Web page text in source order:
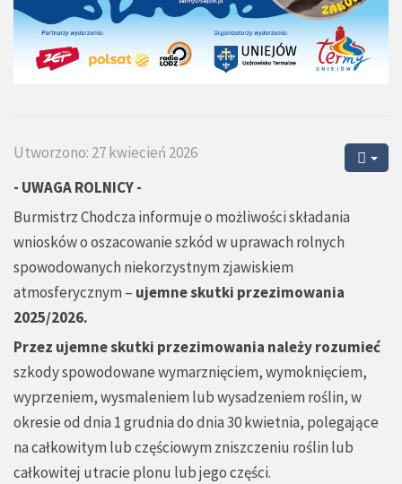
Utworzono: 27 kwiecień 2026
- UWAGA ROLNICY -
Burmistrz Chodcza informuje o możliwości składania
wniosków o oszacowanie szkód w uprawach rolnych
spowodowanych niekorzystnym zjawiskiem
atmosferycznym – ujemne skutki przezimowania
2025/2026.
Przez ujemne skutki przezimowania należy rozumieć
szkody spowodowane wymarznięciem, wymoknięciem,
wyprzeniem, wysmaleniem lub wysadzeniem roślin, w
okresie od dnia 1 grudnia do dnia 30 kwietnia, polegające
na całkowitym lub częściowym zniszczeniu roślin lub
całkowitej utracie plonu lub jego części.